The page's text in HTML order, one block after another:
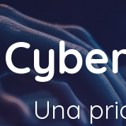
Una